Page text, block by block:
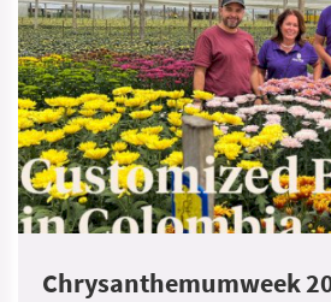
Chrysanthemumweek